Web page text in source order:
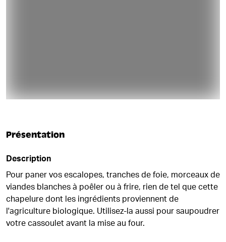
Présentation
Description
Pour paner vos escalopes, tranches de foie, morceaux de
viandes blanches à poêler ou à frire, rien de tel que cette
chapelure dont les ingrédients proviennent de
l'agriculture biologique. Utilisez-la aussi pour saupoudrer
votre cassoulet avant la mise au four.